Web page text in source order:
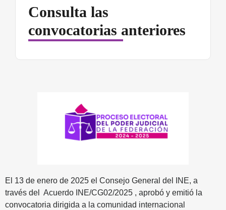
Consulta las
convocatorias anteriores
El 13 de enero de 2025 el Consejo General del INE, a
través del Acuerdo INE/CG02/2025 , aprobó y emitió la
convocatoria dirigida a la comunidad internacional